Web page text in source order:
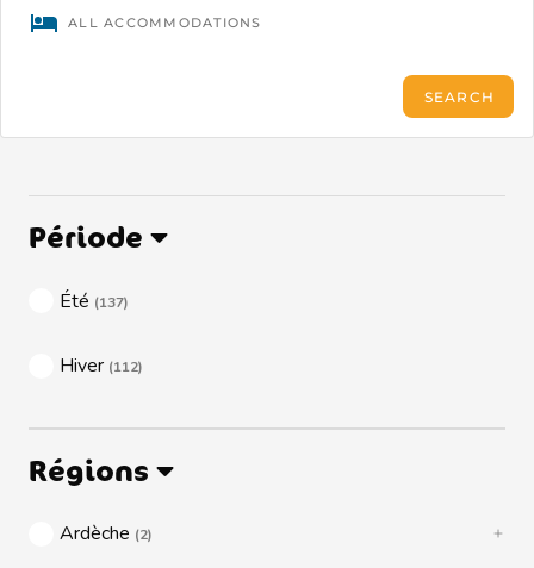
Période
Été (137)
Hiver (112)
Régions
Ardèche (2)